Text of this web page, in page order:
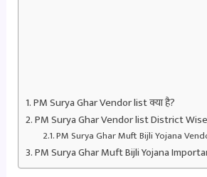
PM Surya Ghar Vendor list क्या है?
PM Surya Ghar Vendor list District
PM Surya Ghar Muft Bijli Yojana
PM Surya Ghar Muft Bijli Yojana